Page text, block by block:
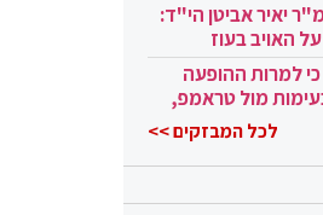
יאיר אביטן הי"ד:
האויב בעוז
כי למרות ההופעה
מול טראמפ,
לכל המבזקים >>